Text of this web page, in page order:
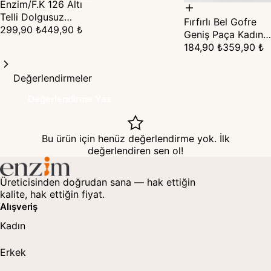
Enzim/F.K 126 Altı
Telli Dolgusuz
Straplez Sütyen –
299,90 ₺449,90 ₺
Fırfırlı Bel Gofre
Geniş Paça Kadın
Pantolon
184,90 ₺359,90 ₺
Değerlendirmeler
Bu ürün için henüz değerlendirme yok. İlk
değerlendiren sen ol!
Üreticisinden doğrudan sana — hak ettiğin
kalite, hak ettiğin fiyat.
Alışveriş
Kadın
Erkek